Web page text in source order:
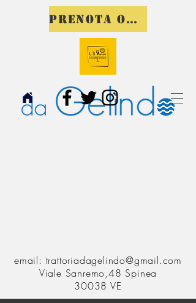
PRENOTA ORA
email: trattoriadagelindo@gmail.com
Viale Sanremo,48 Spinea
30038 VE